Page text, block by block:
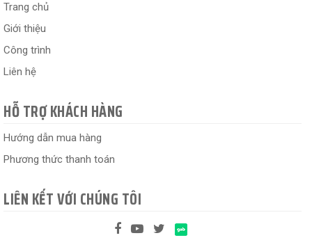
Trang chủ
Giới thiệu
Công trình
Liên hệ
HỖ TRỢ KHÁCH HÀNG
Hướng dẫn mua hàng
Phương thức thanh toán
LIÊN KẾT VỚI CHÚNG TÔI